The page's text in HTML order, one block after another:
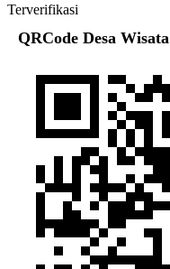
Terverifikasi
QRCode Desa Wisata